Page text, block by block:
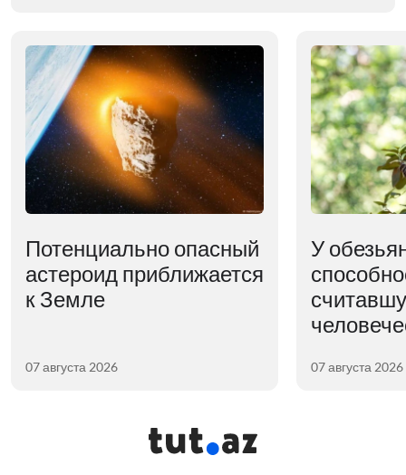
Потенциально опасный
астероид приближается
к Земле
07 августа 2026
У
07 августа 2026